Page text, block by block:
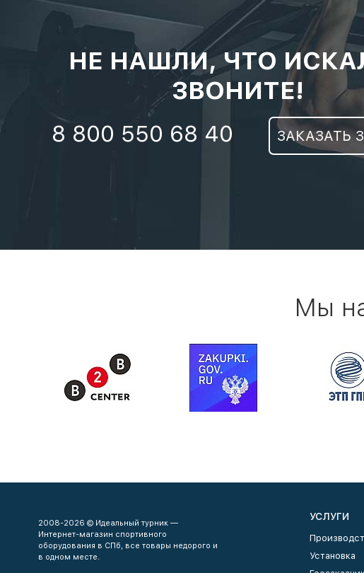
НЕ НАШЛИ, ЧТО
ЗВОНИТЕ!
8 800 550 68 40 ЗАКАЗАТЬ
Мы
2008-2026 © Идеальный турник —
Интернет-магазин спортивного
оборудования в СПб, все товары недорого и
в одном месте.
УСЛУГИ
Установка